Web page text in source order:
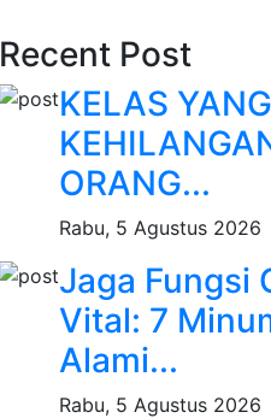
Recent Post
KELAS
ORANG...
Rabu, 5 Agustus 2026
Jaga Fungsi
Vital: 7
Alami...
Rabu, 5 Agustus 2026